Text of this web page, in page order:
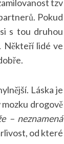
tzv
Pokud
s tou druhou
Někteří lidé ve
Láska je
drogově
– neznamená
od které